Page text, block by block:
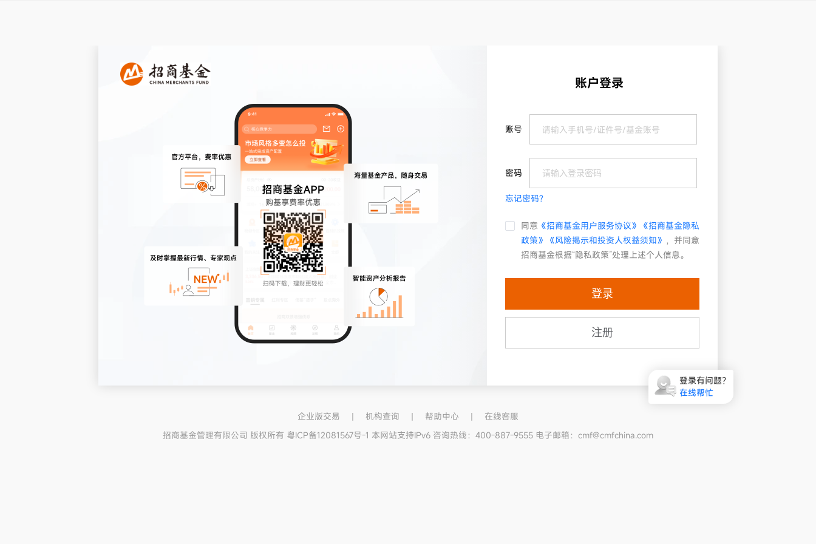
账户登录
账号
密码
忘记密码?
同意 《招商基金用户服务协议》
《招商基金隐私
政策》
《风险揭示和投资人权益须知》 ，并同意
招商基金根据“隐私政策”处理上述个人信息。
登录
注册
登录有问题？
在线帮忙
企业版交易 丨 机构查询 丨 帮助中心 丨 在线客服
招商基金管理有限公司 版权所有 粤ICP备12081567号-1 本网站支持IPv6 咨询热线：400-887-9555 电子邮箱：cmf@cmfchina.com